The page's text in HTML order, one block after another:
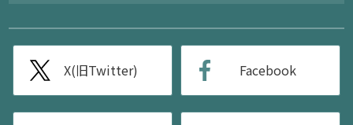
X(旧Twitter) Facebook